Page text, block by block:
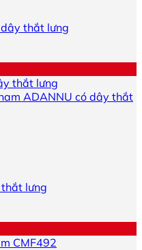
dây thắt lưng
lưng